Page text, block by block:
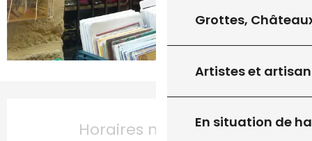
Grottes,
Artistes et
En situation de
Horaires non définis